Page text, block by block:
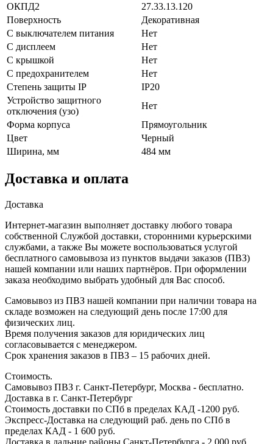
ОКПД2
27.33.13.120
Поверхность
Декоративная
С выключателем питания
Нет
С дисплеем
Нет
С крышкой
Нет
С предохранителем
Нет
Степень защиты IP
IP20
Устройство защитного
отключения (узо)
Нет
Форма корпуса
Прямоугольник
Цвет
Черный
Ширина, мм
484 мм
Доставка и оплата
Доставка
Интернет-магазин выполняет доставку любого товара
собственной Службой доставки, сторонними курьерскими
службами, а также Вы можете воспользоваться услугой
бесплатного самовывоза из пунктов выдачи заказов (ПВЗ)
нашей компании или наших партнёров. При оформлении
заказа необходимо выбрать удобный для Вас способ.
Самовывоз из ПВЗ нашей компании при наличии товара на
складе возможен на следующий день после 17:00 для
физических лиц.
Время получения заказов для юридических лиц
согласовывается с менеджером.
Срок хранения заказов в ПВЗ – 15 рабочих дней.
Стоимость.
Самовывоз ПВЗ г. Санкт-Петербург, Москва - бесплатно.
Доставка в г. Санкт-Петербург
Стоимость доставки по СПб в пределах КАД -1200 руб.
Экспресс-Доставка на следующий раб. день по СПб в
пределах КАД - 1 600 руб.